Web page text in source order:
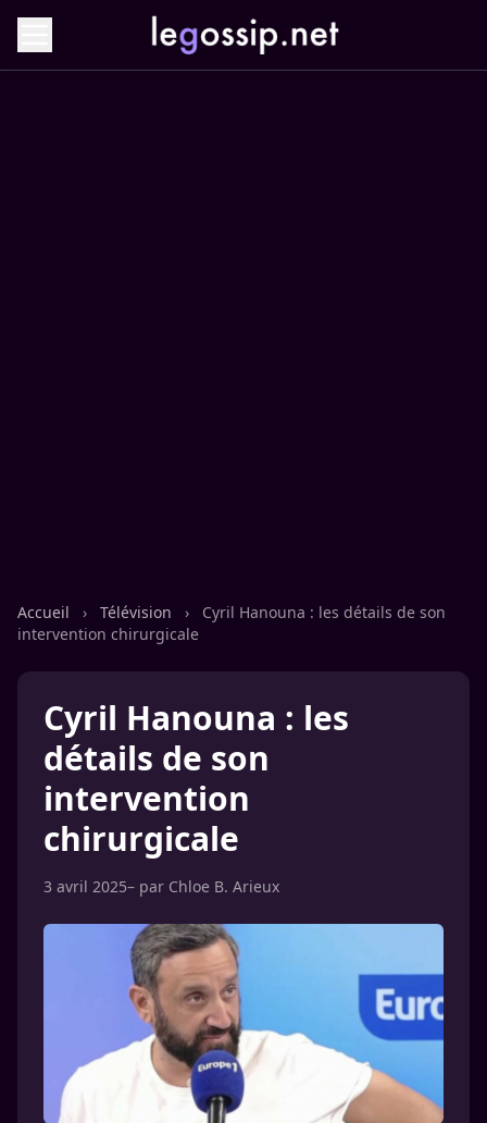
Accueil › Télévision ›
Cyril Hanouna : les détails de son
intervention chirurgicale
Cyril Hanouna : les
détails de son
intervention
chirurgicale
3 avril 2025– par Chloe B. Arieux